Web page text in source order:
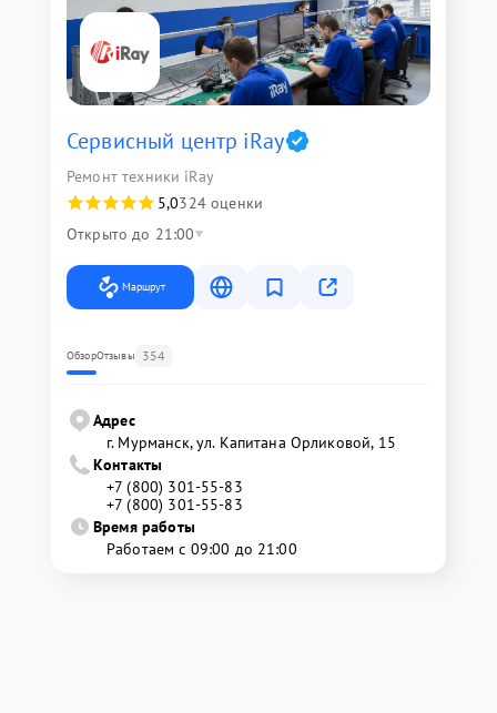
Сервисный центр iRay
Ремонт техники iRay
5,0324 оценки
Открыто до 21:00
Маршрут
ОбзорОтзывы 354
Адрес
г. Мурманск, ул. Капитана Орликовой, 15
Контакты
+7 (800) 301-55-83
+7 (800) 301-55-83
Время работы
Работаем с 09:00 до 21:00